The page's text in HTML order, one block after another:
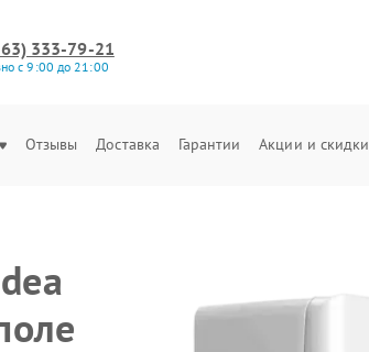
333-79-21
с 9:00 до 21:00
Отзывы Доставка Гарантии Акции и скидки